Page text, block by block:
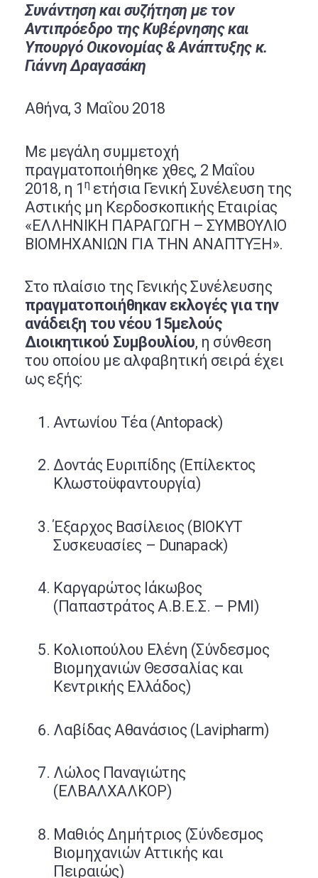
Συνάντηση και συζήτηση με τον
Αντιπρόεδρο της Κυβέρνησης και
Υπουργό Οικονομίας & Ανάπτυξης κ.
Γιάννη Δραγασάκη
Αθήνα, 3 Μαΐου 2018
Με μεγάλη συμμετοχή
πραγματοποιήθηκε χθες, 2 Μαΐου
2018, η 1 ηετήσια Γενική Συνέλευση της
Αστικής μη Κερδοσκοπικής Εταιρίας
«ΕΛΛΗΝΙΚΗ ΠΑΡΑΓΩΓΗ – ΣΥΜΒΟΥΛΙΟ
ΒΙΟΜΗΧΑΝΙΩΝ ΓΙΑ ΤΗΝ ΑΝΑΠΤΥΞΗ».
Στο πλαίσιο της Γενικής Συνέλευσης
πραγματοποιήθηκαν εκλογές για την
ανάδειξη του νέου 15μελούς
Διοικητικού Συμβουλίου, η σύνθεση
του οποίου με αλφαβητική σειρά έχει
ως εξής:
Αντωνίου Τέα (Antopack)
Δοντάς Ευριπίδης (Επίλεκτος
Κλωστοϋφαντουργία)
Έξαρχος Βασίλειος (ΒΙΟΚΥΤ
Συσκευασίες – Dunapack)
Καργαρώτος Ιάκωβος
(Παπαστράτος Α.Β.Ε.Σ. – PMI)
Κολιοπούλου Ελένη (Σύνδεσμος
Βιομηχανιών Θεσσαλίας και
Κεντρικής Ελλάδος)
Λαβίδας Αθανάσιος (Lavipharm)
Λώλος Παναγιώτης
(ΕΛΒΑΛΧΑΛΚΟΡ)
Μαθιός Δημήτριος (Σύνδεσμος
Βιομηχανιών Αττικής και
Πειραιώς)